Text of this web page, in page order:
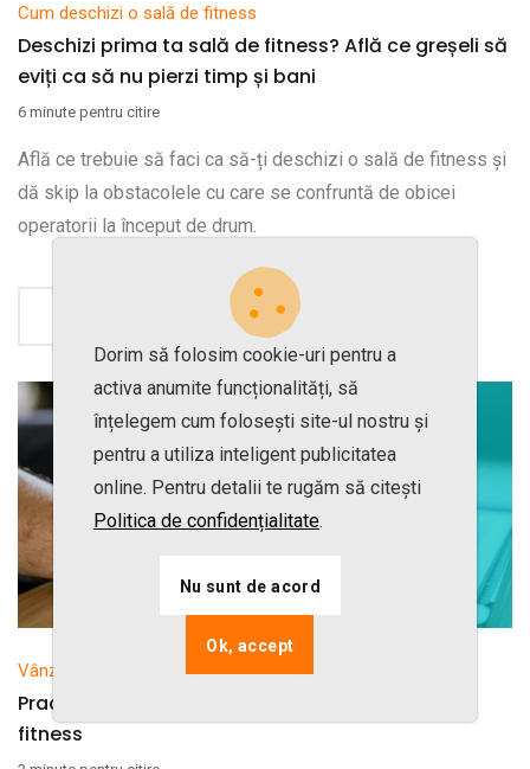
Cum deschizi o sală de fitness
Deschizi prima ta sală de fitness? Află ce greșeli să
eviți ca să nu pierzi timp și bani
6 minute pentru citire
Află ce trebuie să faci ca să-ți deschizi o sală de fitness și
dă skip la obstacolele cu care se confruntă de obicei
operatorii la început de drum.
Vânzări online
Practici noi de vânzări online pentru sălile de
fitness
Dorim să folosim cookie-uri pentru a
activa anumite funcționalități, să
înțelegem cum folosești site-ul nostru și
pentru a utiliza inteligent publicitatea
online. Pentru detalii te rugăm să citești
Politica de confidențialitate.
Nu sunt de acord
Ok, accept